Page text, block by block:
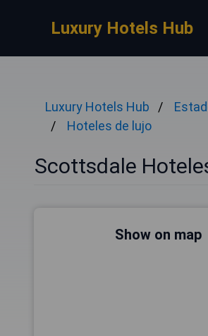
Luxury Hotels Hub
Luxury Hotels Hub
Hoteles de lujo
Scottsdale
Show on map